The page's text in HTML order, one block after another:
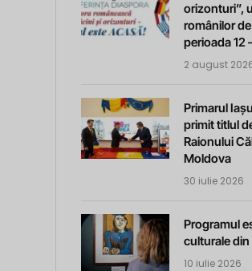
orizonturi”,
românilor
perioada 12
2 august
Primarul
primit titlul
Raionului
Moldova
30 iulie 2026
Programul
culturale din
10 iulie 2026